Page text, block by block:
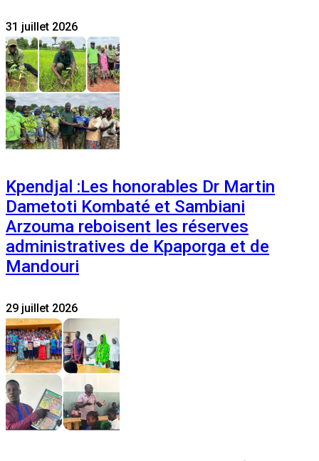
31 juillet 2026
Kpendjal :Les honorables Dr Martin
Dametoti Kombaté et Sambiani
Arzouma reboisent les réserves
administratives de Kpaporga et de
Mandouri
29 juillet 2026